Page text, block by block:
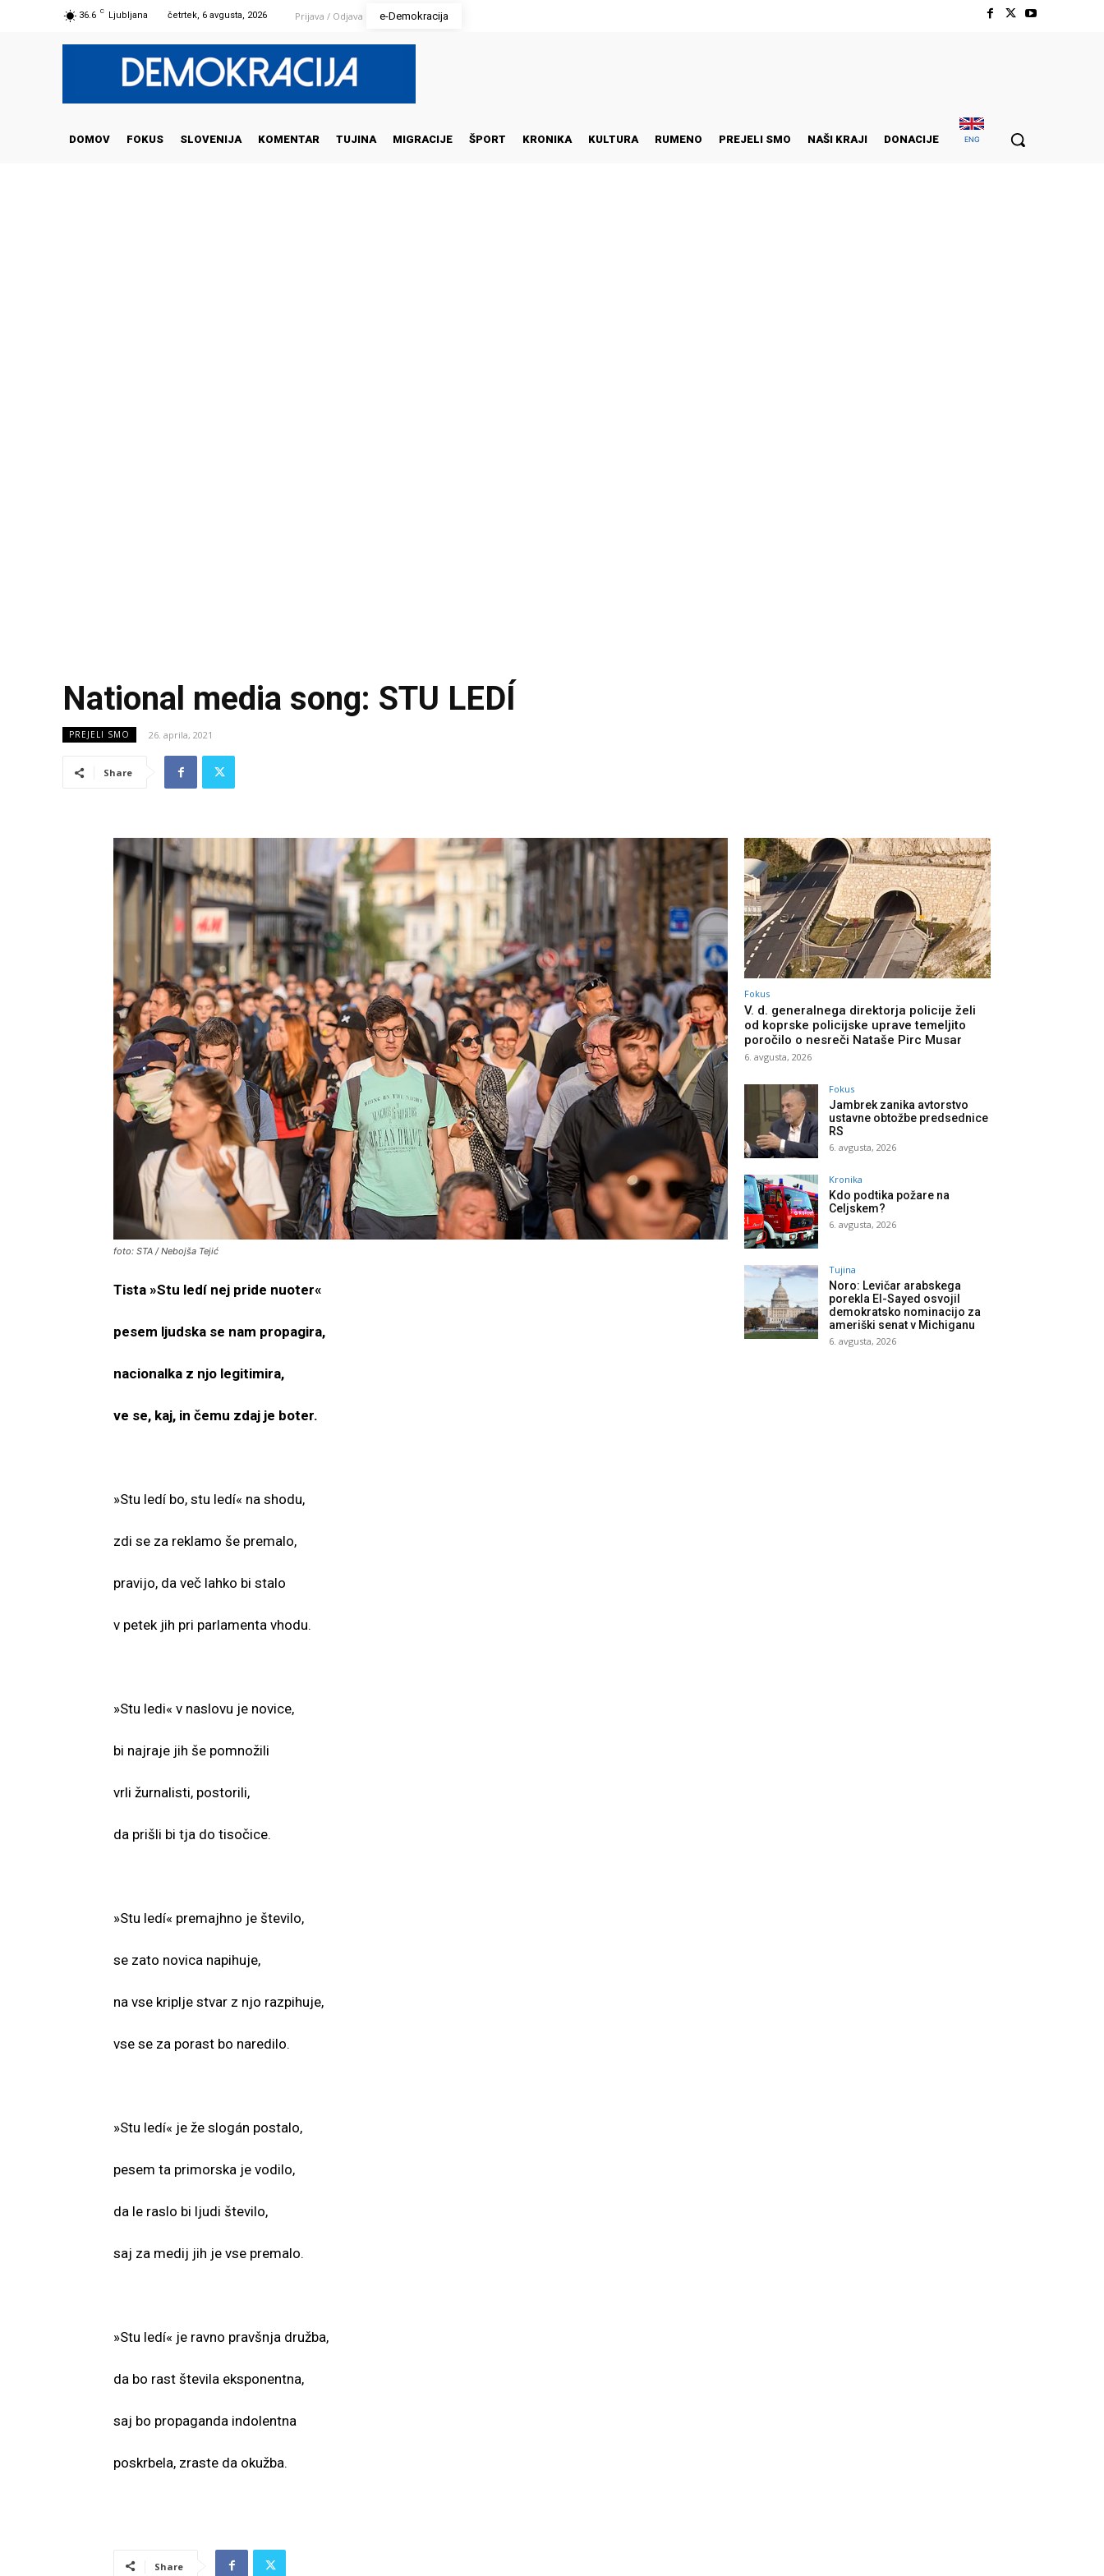
36.6 C Ljubljana četrtek, 6 avgusta, 2026 Prijava / Odjava e-Demokracija
DOMOV FOKUS SLOVENIJA KOMENTAR TUJINA MIGRACIJE ŠPORT KRONIKA KULTURA RUMENO PREJELI SMO NAŠI KRAJI DONACIJE ENG
National media song: STU LEDÍ
PREJELI SMO 26. aprila, 2021
Share
foto: STA / Nebojša Tejić
Tista »Stu ledí nej pride nuoter«
pesem ljudska se nam propagira,
nacionalka z njo legitimira,
ve se, kaj, in čemu zdaj je boter.
»Stu ledí bo, stu ledí« na shodu,
zdi se za reklamo še premalo,
pravijo, da več lahko bi stalo
v petek jih pri parlamenta vhodu.
»Stu ledi« v naslovu je novice,
bi najraje jih še pomnožili
vrli žurnalisti, postorili,
da prišli bi tja do tisočice.
»Stu ledí« premajhno je število,
se zato novica napihuje,
na vse kriplje stvar z njo razpihuje,
vse se za porast bo naredilo.
»Stu ledí« je že slogán postalo,
pesem ta primorska je vodilo,
da le raslo bi ljudi število,
saj za medij jih je vse premalo.
»Stu ledí« je ravno pravšnja družba,
da bo rast števila eksponentna,
saj bo propaganda indolentna
poskrbela, zraste da okužba.
Share
Fokus
V. d. generalnega direktorja policije želi
od koprske policijske uprave temeljito
poročilo o nesreči Nataše Pirc Musar
6. avgusta, 2026
Fokus
Jambrek zanika avtorstvo
ustavne obtožbe predsednice
RS
6. avgusta, 2026
Kronika
Kdo podtika požare na
Celjskem?
6. avgusta, 2026
Tujina
Noro: Levičar arabskega
porekla El-Sayed osvojil
demokratsko nominacijo za
ameriški senat v Michiganu
6. avgusta, 2026